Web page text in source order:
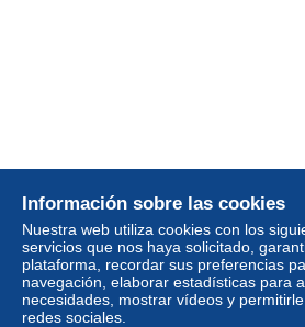
Información sobre las cookies
Nuestra web utiliza cookies con los
servicios que nos haya solicitado,
plataforma, recordar sus preferencias
navegación, elaborar estadísticas para
necesidades, mostrar vídeos y
redes sociales.